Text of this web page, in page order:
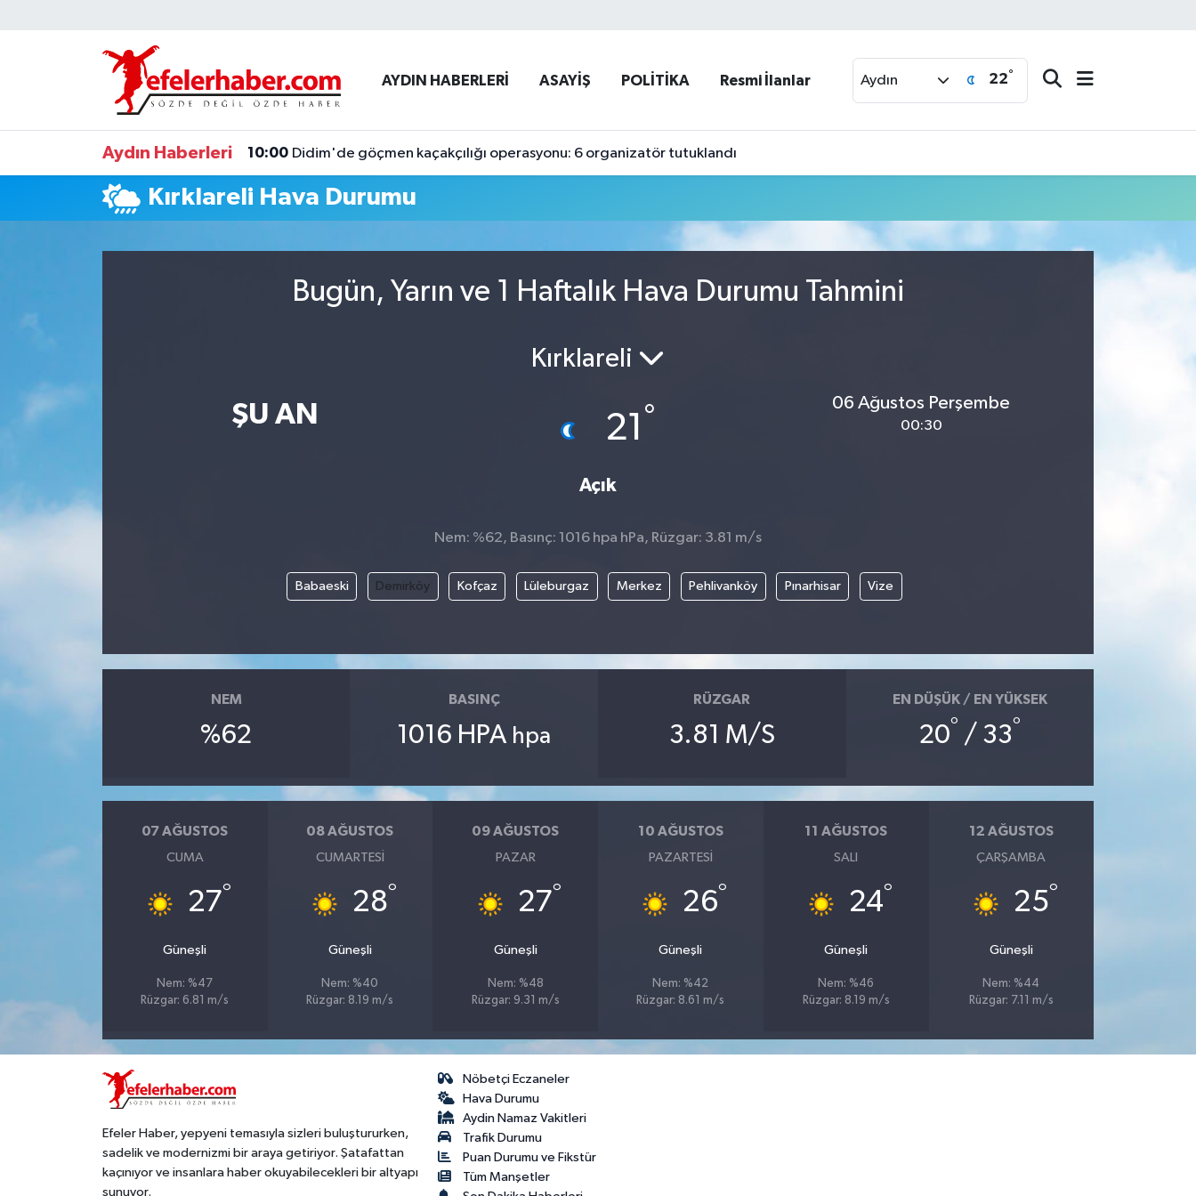
AYDIN HABERLERİ ASAYİŞ POLİTİKA Resmi İlanlar Aydın 22°
Aydın Haberleri 10:00 Didim'de göçmen kaçakçılığı operasyonu: 6 organizatör tutuklandı
Kırklareli Hava Durumu
Bugün, Yarın ve 1 Haftalık Hava Durumu Tahmini
ŞU AN
Kırklareli
21 °
Açık
06 Ağustos Perşembe
00:30
Nem: %62, Basınç: 1016 hpa hPa, Rüzgar: 3.81 m/s
Babaeski Demirköy Kofçaz Lüleburgaz Merkez Pehlivanköy Pınarhisar Vize
NEM
%62
BASINÇ
1016 HPA hpa
RÜZGAR
3.81 M/S
EN DÜŞÜK / EN YÜKSEK
20° / 33°
07 AĞUSTOS
CUMA
27°
Güneşli
Nem: %47
Rüzgar: 6.81 m/s
08 AĞUSTOS
CUMARTESI
28°
Güneşli
Nem: %40
Rüzgar: 8.19 m/s
09 AĞUSTOS
PAZAR
27°
Güneşli
Nem: %48
Rüzgar: 9.31 m/s
10 AĞUSTOS
PAZARTESI
26°
Güneşli
Nem: %42
Rüzgar: 8.61 m/s
11 AĞUSTOS
SALI
24°
Güneşli
Nem: %46
Rüzgar: 8.19 m/s
12 AĞUSTOS
ÇARŞAMBA
25°
Güneşli
Nem: %44
Rüzgar: 7.11 m/s
Efeler Haber, yepyeni temasıyla sizleri buluştururken,
sadelik ve modernizmi bir araya getiriyor. Şatafattan
kaçınıyor ve insanlara haber okuyabilecekleri bir altyapı
sunuyor.
Nöbetçi Eczaneler
Hava Durumu
Aydin Namaz Vakitleri
Trafik Durumu
Puan Durumu ve Fikstür
Tüm Manşetler
Nöbetçi Eczaneler
Hava Durumu
Aydin Namaz Vakitleri
Trafik Durumu
Süper Lig Puan Durumu ve Fikstür
Haber Arşivi